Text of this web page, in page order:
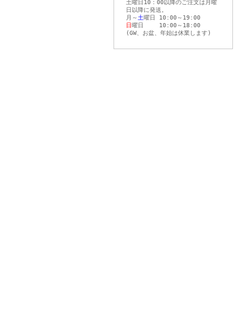
土曜日10：00以降のご注文は月曜
日以降に発送。
月～ 土曜日 10:00～19:00
日曜日 10:00～18:00
(GW、お盆、年始は休業します)